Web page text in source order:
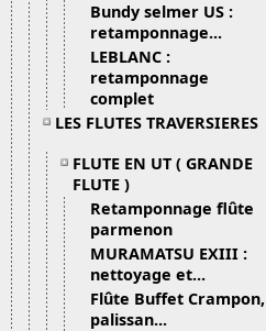
Bundy selmer US :
retamponnage...
LEBLANC :
retamponnage
complet
LES FLUTES TRAVERSIERES
FLUTE EN UT ( GRANDE
FLUTE )
Retamponnage flûte
parmenon
MURAMATSU EXIII :
nettoyage et...
Flûte Buffet Crampon,
palissan...